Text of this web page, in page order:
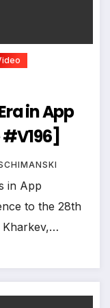
in App
in App
to the 28th
Kharkev,…